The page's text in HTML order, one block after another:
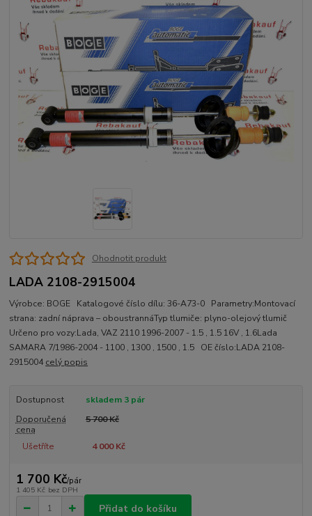
Ohodnotit produkt
LADA 2108-2915004
Výrobce: BOGE Katalogové číslo dílu: 36-A73-0 Parametry:Montovací
strana: zadní náprava – oboustrannáTyp tlumiče: plyno-olejový tlumič
Určeno pro vozy:Lada, VAZ 2110 1996-2007 - 1.5 , 1.5 16V , 1.6Lada
SAMARA 7/1986-2004 - 1100 , 1300 , 1500 , 1.5 OE číslo:LADA 2108-
2915004 celý popis
Dostupnost
skladem 3 pár
Doporučená
cena
5 700 Kč
Ušetříte 4 000 Kč
1 700 Kč/pár
1 405 Kč bez DPH
Přidat do košíku